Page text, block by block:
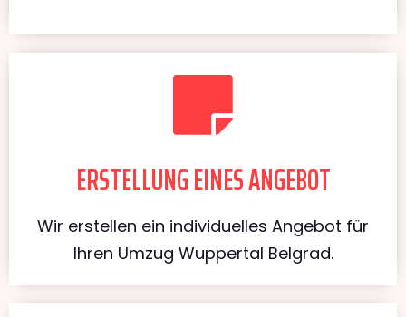
ERSTELLUNG EINES ANGEBOT
Wir erstellen ein individuelles Angebot für
Ihren Umzug Wuppertal Belgrad.